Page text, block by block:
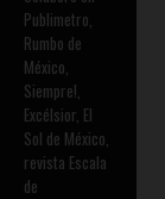
Publimetro,
Rumbo de
México,
Siempre!,
Excélsior, El
Sol de México,
revista Escala
de